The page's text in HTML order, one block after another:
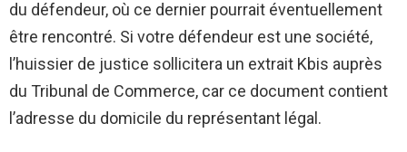
du défendeur, où ce dernier pourrait éventuellement
être rencontré. Si votre défendeur est une société,
l’huissier de justice sollicitera un extrait Kbis auprès
du Tribunal de Commerce, car ce document contient
l’adresse du domicile du représentant légal.